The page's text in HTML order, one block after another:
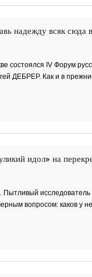
надежду всяк сюда
состоялся IV Форум
ДЕБРЕР. Как и в
идол» на
исследователь
вопросом: каков у